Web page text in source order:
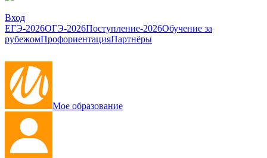
Вход
ЕГЭ-2026ОГЭ-2026Поступление-2026Обучение за
рубежомПрофориентацияПартнёры
Мое образование